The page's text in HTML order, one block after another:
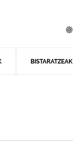
BISTARATZEAK